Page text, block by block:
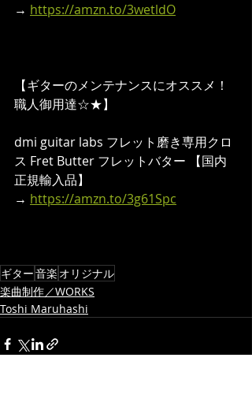
→ https://amzn.to/3wetldO
【ギターのメンテナンスにオススメ！
職人御用達☆★】
dmi guitar labs フレット磨き専用クロ
ス Fret Butter フレットバター 【国内
正規輸入品】
→ https://amzn.to/3g61Spc
ギター音楽 オリジナル
楽曲制作／WORKS
Toshi Maruhashi